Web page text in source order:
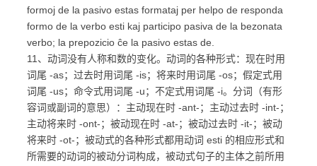
formoj de la pasivo estas formataj per helpo de responda
formo de la verbo esti kaj participo pasiva de la bezonata
verbo; la prepozicio ĉe la pasivo estas de.
11、动词没有人称和数的变化。动词的各种形式：现在时用
词尾 -as；过去时用词尾 -is；将来时用词尾 -os；假定式用
词尾 -us；命令式用词尾 -u；不定式用词尾 -i。分词（有形
容词或副词的意思）：主动现在时 -ant-；主动过去时 -int-；
主动将来时 -ont-；被动现在时 -at-；被动过去时 -it-；被动
将来时 -ot-；被动式的各种形式都用动词 esti 的相应形式和
所需要的动词的被动分词构成，被动式句子的主体之前所用